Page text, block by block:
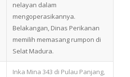
nelayan dalam
mengoperasikannya.
Belakangan, Dinas Perikanan
memilih memasang rumpon di
Selat Madura.
Inka Mina 343 di Pulau Panjang,